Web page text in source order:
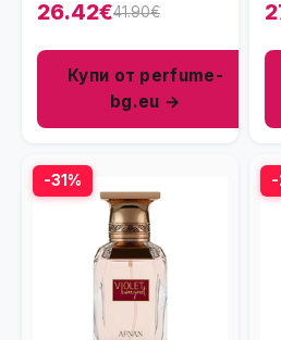
100 мл - EDP
26.42€41.90€
Купи от perfume-
bg.eu →
-31% -